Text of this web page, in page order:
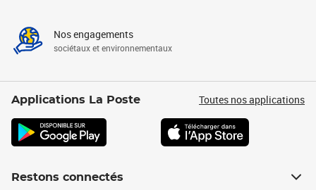
Nos engagements
sociétaux et environnementaux
Applications La Poste Toutes nos applications
Restons connectés